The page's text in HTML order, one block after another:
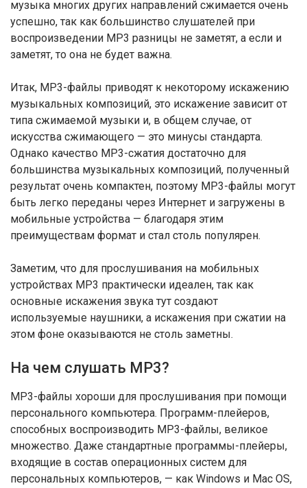
музыка многих других направлений сжимается очень
успешно, так как большинство слушателей при
воспроизведении МР3 разницы не заметят, а если и
заметят, то она не будет важна.
Итак, МР3-файлы приводят к некоторому искажению
музыкальных композиций, это искажение зависит от
типа сжимаемой музыки и, в общем случае, от
искусства сжимающего — это минусы стандарта.
Однако качество МР3-сжатия достаточно для
большинства музыкальных композиций, полученный
результат очень компактен, поэтому МР3-файлы могут
быть легко переданы через Интернет и загружены в
мобильные устройства — благодаря этим
преимуществам формат и стал столь популярен.
Заметим, что для прослушивания на мобильных
устройствах МР3 практически идеален, так как
основные искажения звука тут создают
используемые наушники, а искажения при сжатии на
этом фоне оказываются не столь заметны.
На чем слушать МР3?
МР3-файлы хороши для прослушивания при помощи
персонального компьютера. Программ-плейеров,
способных воспроизводить МР3-файлы, великое
множество. Даже стандартные программы-плейеры,
входящие в состав операционных систем для
персональных компьютеров, — как Windows и Mac OS,